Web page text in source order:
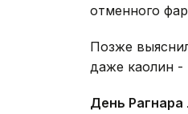
отменного
Позже
даже каолин -
День Рагнара